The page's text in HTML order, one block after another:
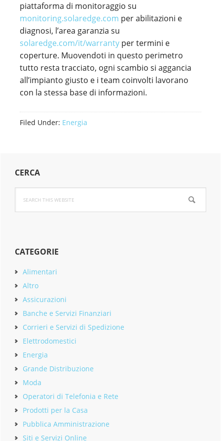
piattaforma di monitoraggio su
monitoring.solaredge.com per abilitazioni e
diagnosi, l’area garanzia su
solaredge.com/it/warranty per termini e
coperture. Muovendoti in questo perimetro
tutto resta tracciato, ogni scambio si aggancia
all’impianto giusto e i team coinvolti lavorano
con la stessa base di informazioni.
Filed Under: Energia
Primary
Sidebar
CERCA
this
website
CATEGORIE
Alimentari
Altro
Assicurazioni
Banche e Servizi Finanziari
Corrieri e Servizi di Spedizione
Elettrodomestici
Energia
Grande Distribuzione
Moda
Operatori di Telefonia e Rete
Prodotti per la Casa
Pubblica Amministrazione
Siti e Servizi Online